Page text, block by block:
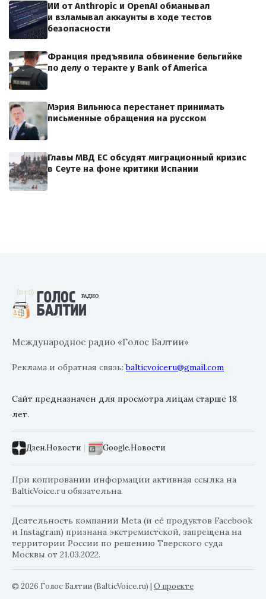
ИИ от Anthropic и OpenAI обманывал
и взламывал аккаунты в ходе тестов
безопасности
Франция предъявила обвинение бельгийке
по делу о теракте у Bank of America
Мэрия Вильнюса перестанет принимать
письменные обращения на русском
Главы МВД ЕС обсудят миграционный кризис
в Сеуте на фоне критики Испании
Международное радио «Голос Балтии»
Реклама и обратная связь:balticvoiceru@gmail.com
Сайт предназначен для просмотра лицам старше 18
лет.
Дзен.Новости | Google.Новости
При копировании информации активная ссылка на
BalticVoice.ru обязательна.
Деятельность компании Meta (и её продуктов Facebook
и Instagram) признана экстремистской, запрещена на
территории России по решению Тверского суда
Москвы от 21.03.2022.
© 2026 Голос Балтии (BalticVoice.ru) | О проекте